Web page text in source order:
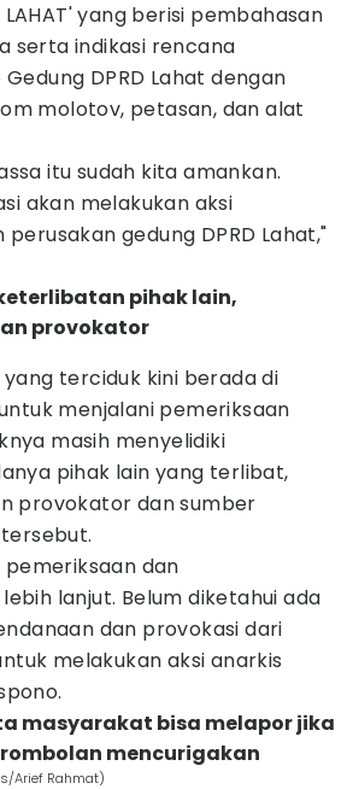
LAHAT' yang berisi pembahasan
serta indikasi rencana
DPRD Lahat dengan
molotov, petasan, dan alat
itu sudah kita amankan.
akan melakukan aksi
gedung DPRD Lahat,"
pihak lain,
provokator
terciduk kini berada di
menjalani pemeriksaan
masih menyelidiki
pihak lain yang terlibat,
provokator dan sumber
pemeriksaan dan
lanjut. Belum diketahui ada
dan provokasi dari
melakukan aksi anarkis
masyarakat bisa melapor jika
mencurigakan
Arief Rahmat)